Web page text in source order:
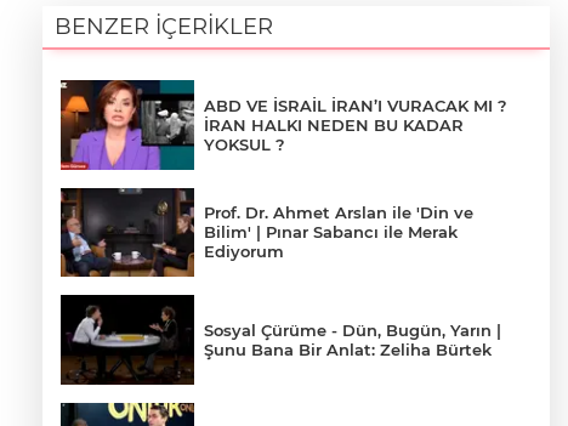
BENZER İÇERİKLER
ABD VE İSRAİL İRAN’I VURACAK MI ?
İRAN HALKI NEDEN BU KADAR
YOKSUL ?
Prof. Dr. Ahmet Arslan ile 'Din ve
Bilim' | Pınar Sabancı ile Merak
Ediyorum
Sosyal Çürüme - Dün, Bugün, Yarın |
Şunu Bana Bir Anlat: Zeliha Bürtek